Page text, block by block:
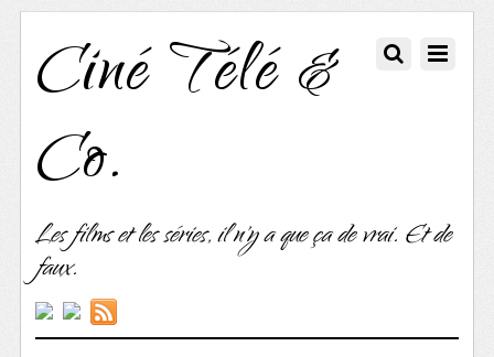
Ciné Télé &
Co.
Les films et les séries, il n'y a que ça de vrai. Et de
faux.